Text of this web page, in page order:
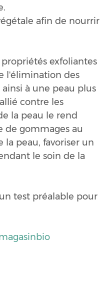
afin de nourrir
propriétés exfoliantes
l'élimination des
à une peau plus
contre les
la peau le rend
de gommages au
peau, favoriser un
le soin de la
test préalable pour